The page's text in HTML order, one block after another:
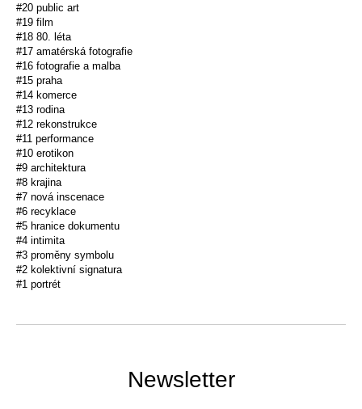
#20 public art
#19 film
#18 80. léta
#17 amatérská fotografie
#16 fotografie a malba
#15 praha
#14 komerce
#13 rodina
#12 rekonstrukce
#11 performance
#10 erotikon
#9 architektura
#8 krajina
#7 nová inscenace
#6 recyklace
#5 hranice dokumentu
#4 intimita
#3 proměny symbolu
#2 kolektivní signatura
#1 portrét
Newsletter